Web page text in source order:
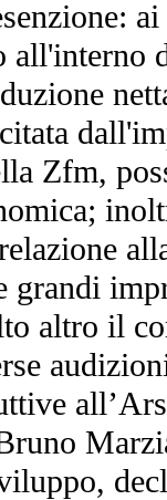
all'interno
Zfm,
grandi
altro il